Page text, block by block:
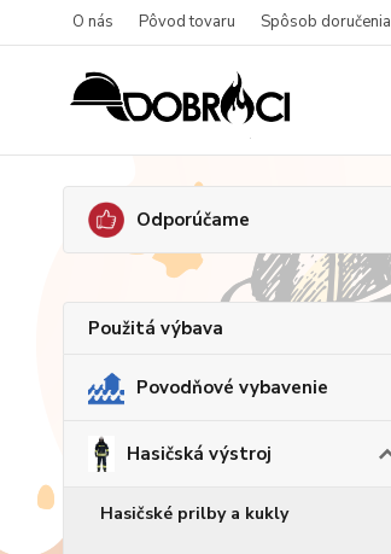
O nás Pôvod tovaru Spôsob doručenia
Odporúčame
Použitá výbava
Povodňové vybavenie
Hasičská výstroj
Hasičské prilby a kukly